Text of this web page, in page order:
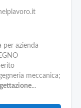
per azienda
meccanica;
...